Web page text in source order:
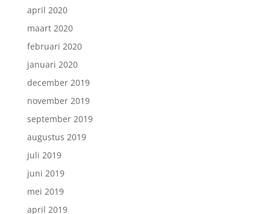
april 2020
maart 2020
februari 2020
januari 2020
december 2019
november 2019
september 2019
augustus 2019
juli 2019
juni 2019
mei 2019
april 2019